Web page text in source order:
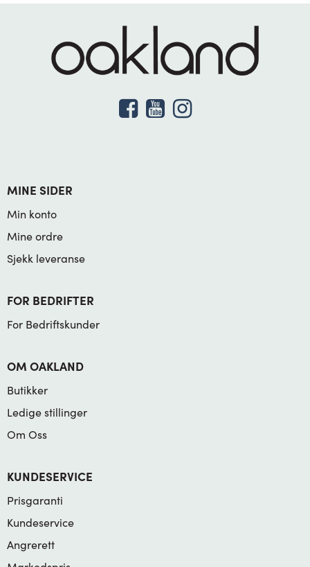
MINE SIDER
Min konto
Mine ordre
Sjekk leveranse
FOR BEDRIFTER
For Bedriftskunder
OM OAKLAND
Butikker
Ledige stillinger
Om Oss
KUNDESERVICE
Prisgaranti
Kundeservice
Angrerett